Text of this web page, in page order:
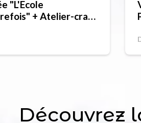
"L'Ecole
+ Atelier-craft
Découvrez